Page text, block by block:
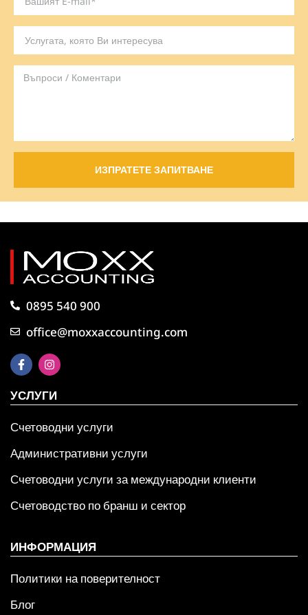
ИЗПРАТЕТЕ ЗАПИТВАНЕ
0895 540 900
office@moxxaccounting.com
УСЛУГИ
Счетоводни услуги
Административни услуги
Счетоводни услуги за международни клиенти
Счетоводство по бранш и сектор
ИНФОРМАЦИЯ
Политики на поверителност
Блог